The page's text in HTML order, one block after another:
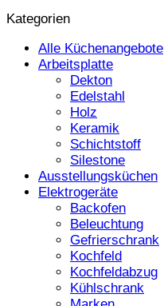
Kategorien
Alle Küchenangebote
Arbeitsplatte
Dekton
Edelstahl
Holz
Keramik
Schichtstoff
Silestone
Ausstellungsküchen
Elektrogeräte
Backofen
Beleuchtung
Gefrierschrank
Kochfeld
Kochfeldabzug
Kühlschrank